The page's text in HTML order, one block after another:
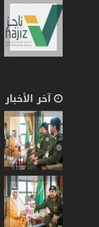
آخر الأخبار